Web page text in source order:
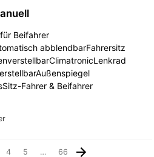
Beifahrer
abblendbarFahrersitz
Fahrer & Beifahrer
4 5 … 66